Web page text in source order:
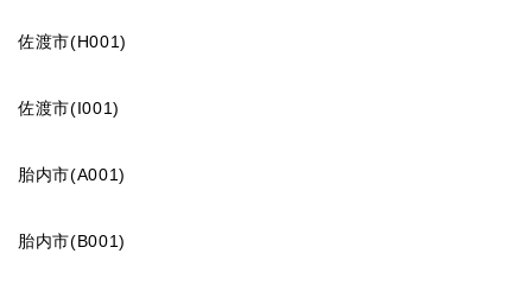
佐渡市(H001)
佐渡市(I001)
胎内市(A001)
胎内市(B001)